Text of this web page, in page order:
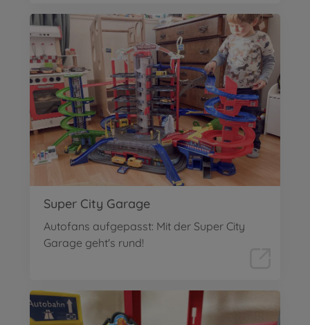
Super City Garage
Autofans aufgepasst: Mit der Super City
Garage geht's rund!